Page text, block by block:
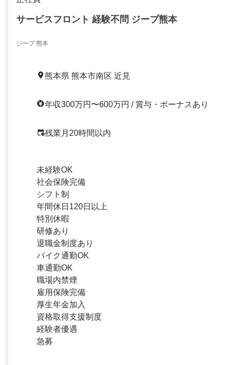
サービスフロント 経験不問 ジープ熊本
ジープ 熊本
熊本県 熊本市南区 近見
年収300万円〜600万円 / 賞与・ボーナスあり
残業月20時間以内
未経験OK
社会保険完備
シフト制
年間休日120日以上
特別休暇
研修あり
退職金制度あり
バイク通勤OK
車通勤OK
職場内禁煙
雇用保険完備
厚生年金加入
資格取得支援制度
経験者優遇
急募